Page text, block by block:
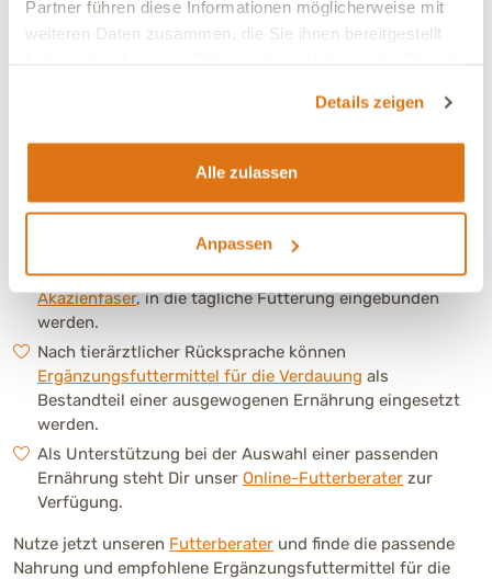
Partner führen diese Informationen möglicherweise mit
weiteren Daten zusammen, die Sie ihnen bereitgestellt
Details zeigen
Alle zulassen
Anpassen
der Tierarztpraxis sinnvoll, um die Fütterung anzupassen.
beitragen, die normale Funktion des Magen-Darm-Trakts
Beispiel für eine gut verträgliche Ernährung ist das
extrudierte TrockenfutterGLUCO MINI
kann ebenfalls geeignet
sein, insbesondere für Hunde ohne ausgeprägte
Ergänzend können ausgewählte Ballaststoffquellen, z. B.
Akazienfaser, in die tägliche Fütterung eingebunden
werden.
Nach tierärztlicher Rücksprache können
Ergänzungsfuttermittel für die Verdauung als
Bestandteil einer ausgewogenen Ernährung eingesetzt
werden.
Als Unterstützung bei der Auswahl einer passenden
Ernährung steht Dir unser Online-Futterberater zur
Verfügung.
Nutze jetzt unseren Futterberater und finde die passende
Nahrung und empfohlene Ergänzungsfuttermittel für die